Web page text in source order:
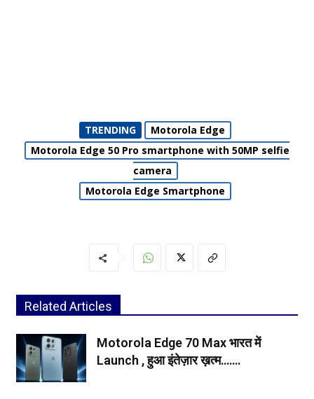
TRENDING
Motorola Edge
Motorola Edge 50 Pro smartphone with 50MP selfie
camera
Motorola Edge Smartphone
Related Articles
Motorola Edge 70 Max भारत में
Launch , हुआ इंतेज़ार ख़त्म…….